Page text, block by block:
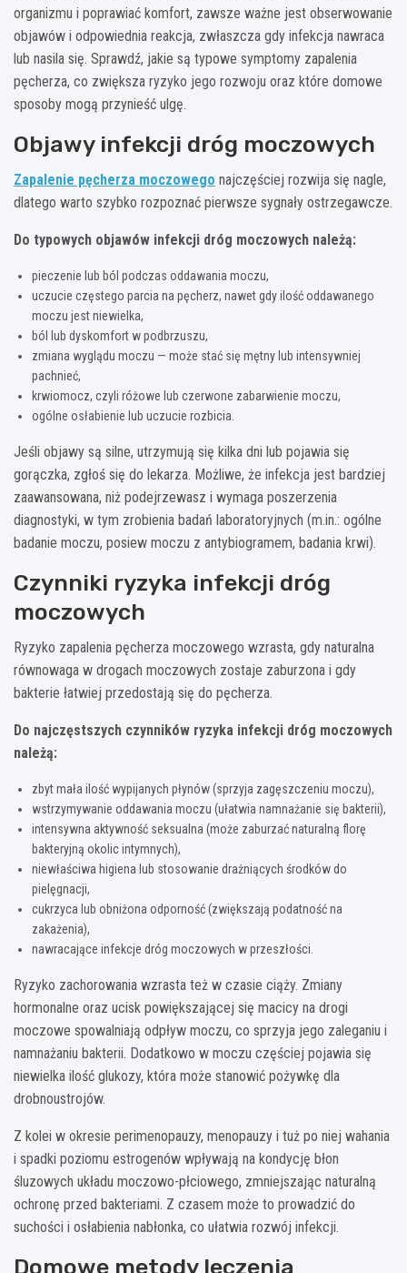
organizmu i poprawiać komfort, zawsze ważne jest obserwowanie
objawów i odpowiednia reakcja, zwłaszcza gdy infekcja nawraca
lub nasila się. Sprawdź, jakie są typowe symptomy zapalenia
pęcherza, co zwiększa ryzyko jego rozwoju oraz które domowe
sposoby mogą przynieść ulgę.
Objawy infekcji dróg moczowych
Zapalenie pęcherza moczowego najczęściej rozwija się nagle,
dlatego warto szybko rozpoznać pierwsze sygnały ostrzegawcze.
Do typowych objawów infekcji dróg moczowych należą:
pieczenie lub ból podczas oddawania moczu,
uczucie częstego parcia na pęcherz, nawet gdy ilość oddawanego
moczu jest niewielka,
ból lub dyskomfort w podbrzuszu,
zmiana wyglądu moczu — może stać się mętny lub intensywniej
pachnieć,
krwiomocz, czyli różowe lub czerwone zabarwienie moczu,
ogólne osłabienie lub uczucie rozbicia.
Jeśli objawy są silne, utrzymują się kilka dni lub pojawia się
gorączka, zgłoś się do lekarza. Możliwe, że infekcja jest bardziej
zaawansowana, niż podejrzewasz i wymaga poszerzenia
diagnostyki, w tym zrobienia badań laboratoryjnych (m.in.: ogólne
badanie moczu, posiew moczu z antybiogramem, badania krwi).
Czynniki ryzyka infekcji dróg
moczowych
Ryzyko zapalenia pęcherza moczowego wzrasta, gdy naturalna
równowaga w drogach moczowych zostaje zaburzona i gdy
bakterie łatwiej przedostają się do pęcherza.
Do najczęstszych czynników ryzyka infekcji dróg moczowych
należą:
zbyt mała ilość wypijanych płynów (sprzyja zagęszczeniu moczu),
wstrzymywanie oddawania moczu (ułatwia namnażanie się bakterii),
intensywna aktywność seksualna (może zaburzać naturalną florę
bakteryjną okolic intymnych),
niewłaściwa higiena lub stosowanie drażniących środków do
pielęgnacji,
cukrzyca lub obniżona odporność (zwiększają podatność na
zakażenia),
nawracające infekcje dróg moczowych w przeszłości.
Ryzyko zachorowania wzrasta też w czasie ciąży. Zmiany
hormonalne oraz ucisk powiększającej się macicy na drogi
moczowe spowalniają odpływ moczu, co sprzyja jego zaleganiu i
namnażaniu bakterii. Dodatkowo w moczu częściej pojawia się
niewielka ilość glukozy, która może stanowić pożywkę dla
drobnoustrojów.
Z kolei w okresie perimenopauzy, menopauzy i tuż po niej wahania
i spadki poziomu estrogenów wpływają na kondycję błon
śluzowych układu moczowo-płciowego, zmniejszając naturalną
ochronę przed bakteriami. Z czasem może to prowadzić do
suchości i osłabienia nabłonka, co ułatwia rozwój infekcji.
Domowe metody leczenia